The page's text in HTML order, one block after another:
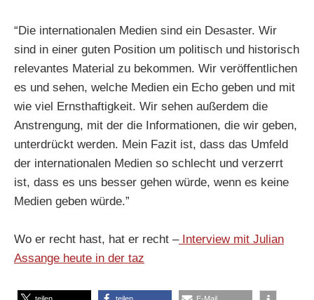
“Die internationalen Medien sind ein Desaster. Wir
sind in einer guten Position um politisch und historisch
relevantes Material zu bekommen. Wir veröffentlichen
es und sehen, welche Medien ein Echo geben und mit
wie viel Ernsthaftigkeit. Wir sehen außerdem die
Anstrengung, mit der die Informationen, die wir geben,
unterdrückt werden. Mein Fazit ist, dass das Umfeld
der internationalen Medien so schlecht und verzerrt
ist, dass es uns besser gehen würde, wenn es keine
Medien geben würde.”
Wo er recht hast, hat er recht –Interview mit Julian
Assange heute in der taz